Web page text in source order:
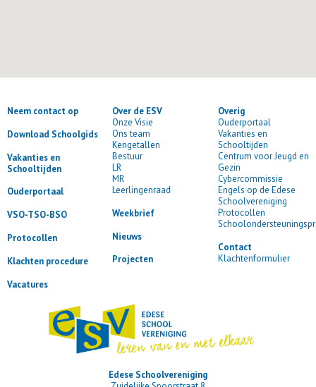
Neem contact op
Download Schoolgids
Vakanties en
Schooltijden
Ouderportaal
VSO-TSO-BSO
Protocollen
Klachten procedure
Vacatures
Over de ESV
Onze Visie
Ons team
Kengetallen
Bestuur
LR
MR
Leerlingenraad
Weekbrief
Nieuws
Projecten
Overig
Ouderportaal
Vakanties en
Schooltijden
Centrum voor Jeugd en
Gezin
Cybercommissie
Engels op de Edese
Schoolvereniging
Protocollen
Contact
Klachtenformulier
Edese Schoolvereniging